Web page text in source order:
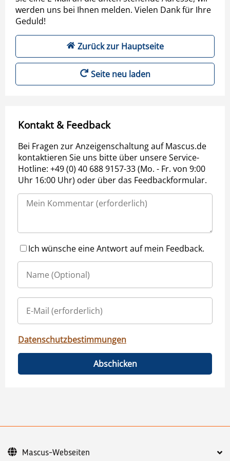
werden uns bei Ihnen melden. Vielen Dank für Ihre
Geduld!
Zurück zur Hauptseite
Seite neu laden
Kontakt & Feedback
Bei Fragen zur Anzeigenschaltung auf Mascus.de
kontaktieren Sie uns bitte über unsere Service-
Hotline: +49 (0) 40 688 9157-33 (Mo. - Fr. von 9:00
Uhr 16:00 Uhr) oder über das Feedbackformular.
Ich wünsche eine Antwort auf mein Feedback.
Datenschutzbestimmungen
Abschicken
Mascus-Webseiten